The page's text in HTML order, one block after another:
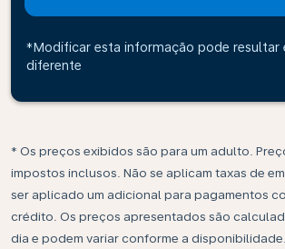
*Modificar esta informação pode resultar
diferente
* Os preços exibidos são para um adulto.
impostos inclusos. Não se aplicam taxas de
ser aplicado um adicional para pagamentos
crédito. Os preços apresentados são
dia e podem variar conforme a